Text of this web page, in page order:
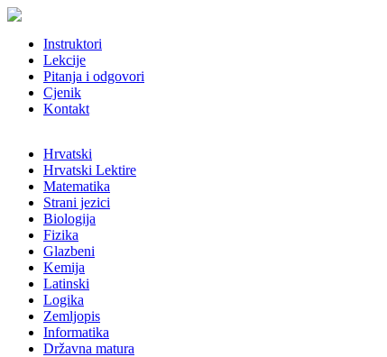
Instruktori
Lekcije
Pitanja i odgovori
Cjenik
Kontakt
Hrvatski
Hrvatski Lektire
Matematika
Strani jezici
Biologija
Fizika
Glazbeni
Kemija
Latinski
Logika
Zemljopis
Informatika
Državna matura